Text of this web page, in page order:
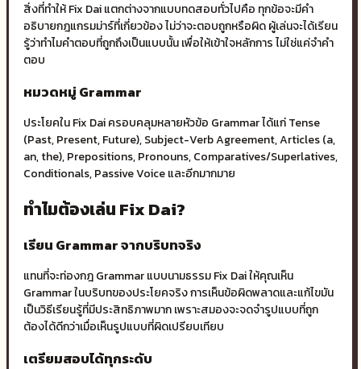
สิ่งที่ทำให้ Fix Dai แตกต่างจากแบบทดสอบทั่วไปคือ ทุกข้อจะมีคำ
อธิบายกฎแกรมม่าร์ที่เกี่ยวข้อง ไม่ว่าจะตอบถูกหรือผิด ผู้เล่นจะได้เรียน
รู้ว่าทำไมคำตอบที่ถูกถึงเป็นแบบนั้น เพื่อให้เข้าใจหลักการ ไม่ใช่แค่จำคำ
ตอบ
หมวดหมู่ Grammar
ประโยคใน Fix Dai ครอบคลุมหลายหัวข้อ Grammar ได้แก่ Tense
(Past, Present, Future), Subject-Verb Agreement, Articles (a,
an, the), Prepositions, Pronouns, Comparatives/Superlatives,
Conditionals, Passive Voice และอีกมากมาย
ทำไมต้องเล่น Fix Dai?
เรียน Grammar จากบริบทจริง
แทนที่จะท่องกฎ Grammar แบบนามธรรม Fix Dai ให้คุณเห็น
Grammar ในบริบทของประโยคจริง การเห็นข้อผิดพลาดและแก้ไขมัน
เป็นวิธีเรียนรู้ที่มีประสิทธิภาพมาก เพราะสมองจะจดจำรูปแบบที่ถูก
ต้องได้ดีกว่าเมื่อเห็นรูปแบบที่ผิดเปรียบเทียบ
เตรียมสอบได้ทุกระดับ